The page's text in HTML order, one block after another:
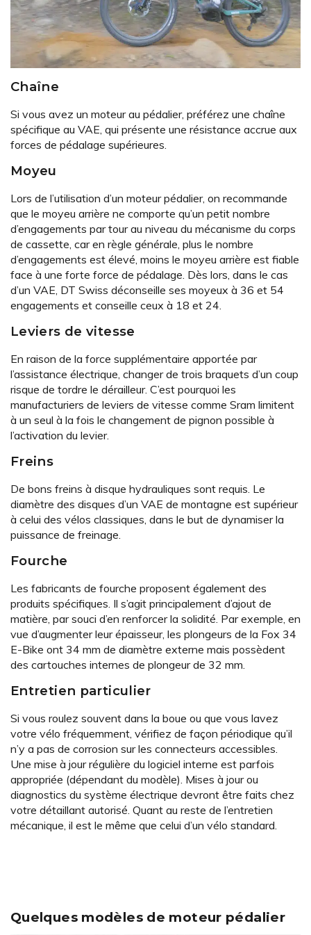
Chaîne
Si vous avez un moteur au pédalier, préférez une chaîne
spécifique au VAE, qui présente une résistance accrue aux
forces de pédalage supérieures.
Moyeu
Lors de l’utilisation d’un moteur pédalier, on recommande
que le moyeu arrière ne comporte qu’un petit nombre
d’engagements par tour au niveau du mécanisme du corps
de cassette, car en règle générale, plus le nombre
d’engagements est élevé, moins le moyeu arrière est fiable
face à une forte force de pédalage. Dès lors, dans le cas
d’un VAE, DT Swiss déconseille ses moyeux à 36 et 54
engagements et conseille ceux à 18 et 24.
Leviers de vitesse
En raison de la force supplémentaire apportée par
l’assistance électrique, changer de trois braquets d’un coup
risque de tordre le dérailleur. C’est pourquoi les
manufacturiers de leviers de vitesse comme Sram limitent
à un seul à la fois le changement de pignon possible à
l’activation du levier.
Freins
De bons freins à disque hydrauliques sont requis. Le
diamètre des disques d’un VAE de montagne est supérieur
à celui des vélos classiques, dans le but de dynamiser la
puissance de freinage.
Fourche
Les fabricants de fourche proposent également des
produits spécifiques. Il s’agit principalement d’ajout de
matière, par souci d’en renforcer la solidité. Par exemple, en
vue d’augmenter leur épaisseur, les plongeurs de la Fox 34
E-Bike ont 34 mm de diamètre externe mais possèdent
des cartouches internes de plongeur de 32 mm.
Entretien particulier
Si vous roulez souvent dans la boue ou que vous lavez
votre vélo fréquemment, vérifiez de façon périodique qu’il
n’y a pas de corrosion sur les connecteurs accessibles.
Une mise à jour régulière du logiciel interne est parfois
appropriée (dépendant du modèle). Mises à jour ou
diagnostics du système électrique devront être faits chez
votre détaillant autorisé. Quant au reste de l’entretien
mécanique, il est le même que celui d’un vélo standard.
Quelques modèles de moteur pédalier